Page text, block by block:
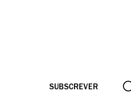
SUBSCREVER